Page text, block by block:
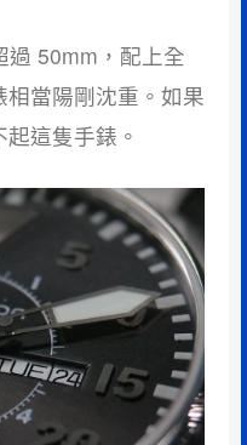
50mm，配上全
當陽剛沈重。如果
這隻手錶。